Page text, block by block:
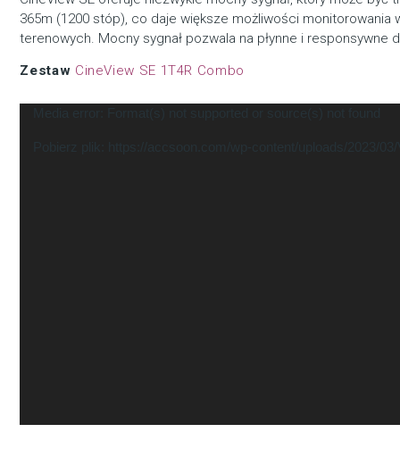
365m (1200 stóp), co daje większe możliwości monitorowania
terenowych. Mocny sygnał pozwala na płynne i responsywne
Zestaw CineView SE 1T4R Combo